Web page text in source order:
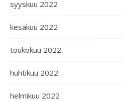
syyskuu 2022
kesäkuu 2022
toukokuu 2022
huhtikuu 2022
helmikuu 2022